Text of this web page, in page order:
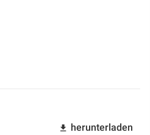
herunterladen